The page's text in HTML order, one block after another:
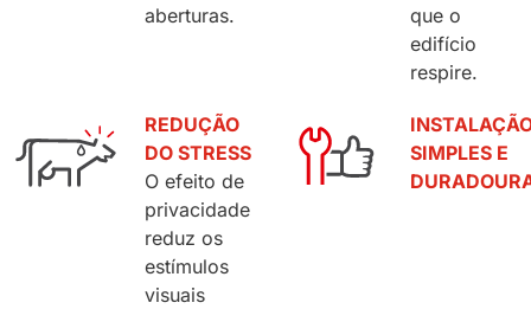
aberturas.
que o
edifício
respire.
REDUÇÃO
DO STRESS
O efeito de
privacidade
reduz os
estímulos
visuais
SIMPLES E